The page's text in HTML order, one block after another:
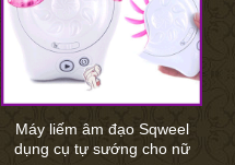
Máy liếm âm đạo Sqweel
dụng cụ tự sướng cho nữ